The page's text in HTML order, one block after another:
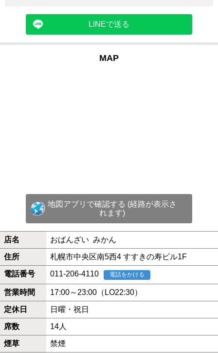
LINEで送る
MAP
地図アプリで確認する (経路が表示さ
れます)
店名 おばんざい みかん
住所 札幌市中央区南5西4 すすきの寿ビル1F
電話番号 011-206-4110 電話をかける
営業時間 17:00～23:00（LO22:30）
定休日 日曜・祝日
席数 14人
煙草 禁煙